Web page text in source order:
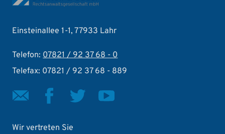
Einsteinallee 1-1, 77933 Lahr
Telefon: 07821 / 92 37 68 - 0
Telefax: 07821 / 92 37 68 - 889
Wir vertreten Sie